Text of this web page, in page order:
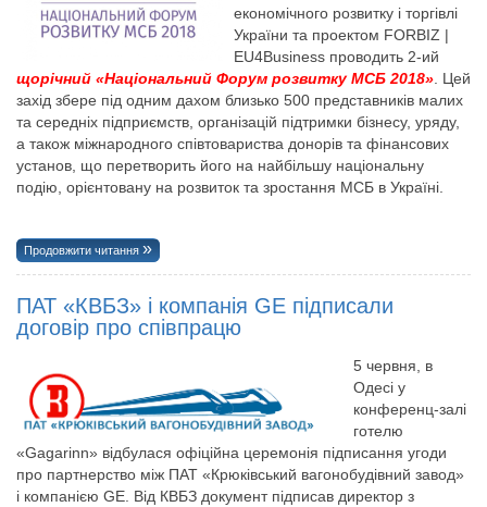
економічного розвитку і торгівлі
України та проектом FORBIZ |
EU4Business проводить 2-ий
щорічний «Національний Форум розвитку МСБ 2018» . Цей
захід збере під одним дахом близько 500 представників малих
та середніх підприємств, організацій підтримки бізнесу, уряду,
а також міжнародного співтовариства донорів та фінансових
установ, що перетворить його на найбільшу національну
подію, орієнтовану на розвиток та зростання МСБ в Україні.
Продовжити читання
ПАТ «КВБЗ» і компанія GE підписали
договір про співпрацю
5 червня, в
Одесі у
конференц-залі
готелю
«Gagarinn» відбулася офіційна церемонія підписання угоди
про партнерство між ПАТ «Крюківський вагонобудівний завод»
і компанією GE. Від КВБЗ документ підписав директор з